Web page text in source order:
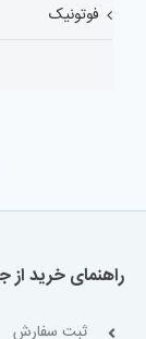
فوتونیک
راهنمای خرید از
ثبت سفارش